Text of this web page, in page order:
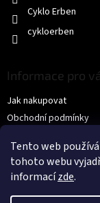
Tento web
tohoto webu
informacízde.
Cyklo Erben
cykloerben
Informace pro
Jak nakupovat
Obchodní podmínky
KONTAKTY